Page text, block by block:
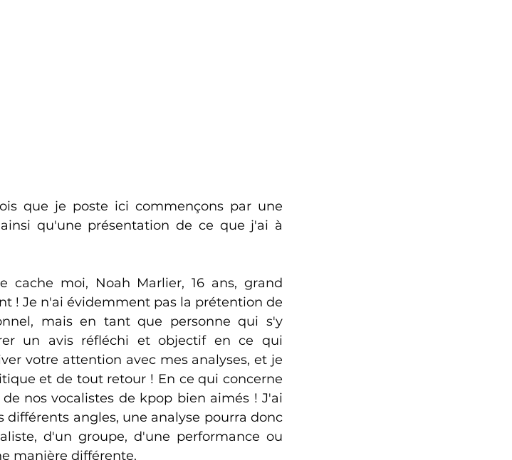
que je poste ici commençons par une
qu'une présentation de ce que j'ai à
cache moi, Noah Marlier, 16 ans, grand
! Je n'ai évidemment pas la prétention de
mais en tant que personne qui s'y
un avis réfléchi et objectif en ce qui
votre attention avec mes analyses, et je
et de tout retour ! En ce qui concerne
nos vocalistes de kpop bien aimés ! J'ai
angles, une analyse pourra donc
d'un groupe, d'une performance ou
manière différente.